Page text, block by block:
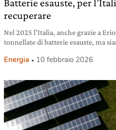
Batterie esauste, per
recuperare
Nel 2025 l’Italia, anche grazie a
tonnellate di batterie esauste, ma
Energia 10 febbraio 2026